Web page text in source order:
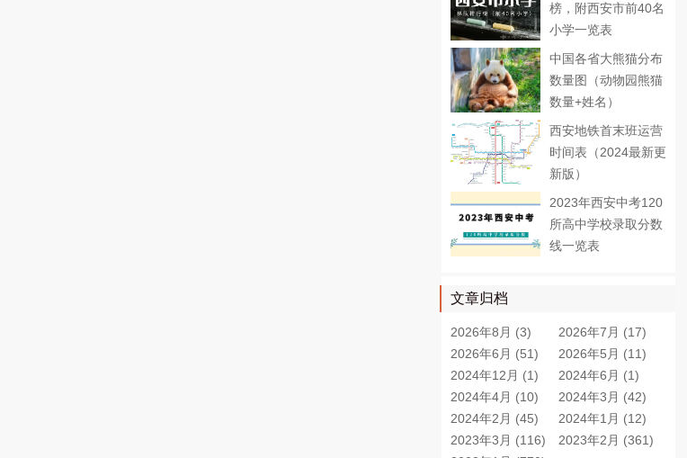
榜，附西安市前40名
小学一览表
中国各省大熊猫分布
数量图（动物园熊猫
数量+姓名）
西安地铁首末班运营
时间表（2024最新更
新版）
2023年西安中考120
所高中学校录取分数
线一览表
文章归档
2026年8月 (3)
2026年7月 (17)
2026年6月 (51)
2026年5月 (11)
2024年12月 (1)
2024年6月 (1)
2024年4月 (10)
2024年3月 (42)
2024年2月 (45)
2024年1月 (12)
2023年3月 (116)
2023年2月 (361)